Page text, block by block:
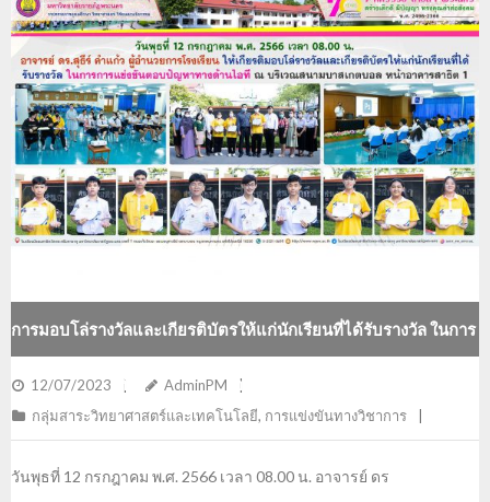
การมอบโล่รางวัลและเกียรติบัตรให้แก่นักเรียนที่ได้รับรางวัล ในการ
การแข่งขันตอบปัญหาทางด้านไอที
12/07/2023
AdminPM
กลุ่มสาระวิทยาศาสตร์และเทคโนโลยี, การแข่งขันทางวิชาการ
วันพุธที่ 12 กรกฎาคม พ.ศ. 2566 เวลา 08.00 น. อาจารย์ ดร